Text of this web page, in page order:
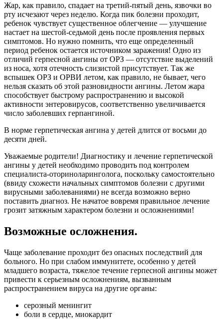
Жар, как правило, спадает на третий-пятый день, язвочки во
рту исчезают через неделю. Когда пик болезни проходит,
ребенок чувствует существенное облегчение — улучшение
настает на шестой-седьмой день после проявления первых
симптомов. Но нужно помнить, что еще определенный
период ребенок остается источником заражения! Одно из
отличий герпесной ангины от ОРЗ — отсутствие выделений
из носа, хотя отечность слизистой присутствует. Так же
вспышек ОРЗ и ОРВИ летом, как правило, не бывает, чего
нельзя сказать об этой разновидности ангины. Летом жара
способствует быстрому распространению и высокой
активности энтеровирусов, соответственно увеличивается
число заболевших герпангиной.
В норме герпетическая ангина у детей длится от восьми до
десяти дней.
Уважаемые родители! Диагностику и лечение герпетической
ангины у детей необходимо проводить под контролем
специалиста-оториноларинголога, поскольку самостоятельно
(ввиду схожести начальных симптомов болезни с другими
вирусными заболеваниями) не всегда возможно верно
поставить диагноз. Не начатое вовремя правильное лечение
грозит затяжным характером болезни и осложнениями!
Возможные осложнения.
Чаще заболевание проходит без опасных последствий для
больного. Но при слабом иммунитете, особенно у детей
младшего возраста, тяжелое течение герпесной ангины может
привести к серьезным осложнениям, вызванным
распространением вируса на другие органы:
серозный менингит
боли в сердце, миокардит